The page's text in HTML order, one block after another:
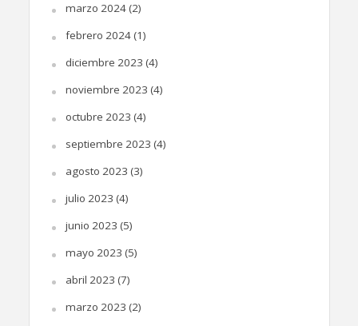
marzo 2024(2)
febrero 2024(1)
diciembre 2023 (4)
noviembre 2023 (4)
octubre 2023 (4)
septiembre 2023 (4)
agosto 2023 (3)
julio 2023 (4)
junio 2023 (5)
mayo 2023 (5)
abril 2023 (7)
marzo 2023 (2)